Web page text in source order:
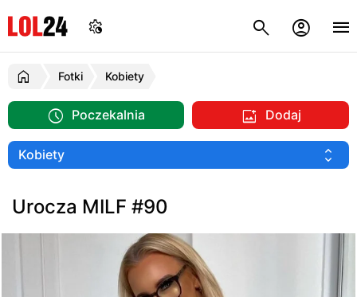
Fotki Kobiety
Poczekalnia Dodaj
Urocza MILF #90